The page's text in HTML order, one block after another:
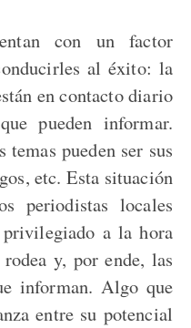
con un factor
al éxito: la
en contacto diario
pueden informar.
pueden ser sus
etc. Esta situación
periodistas locales
a la hora
y, por ende, las
informan. Algo que
entre su potencial